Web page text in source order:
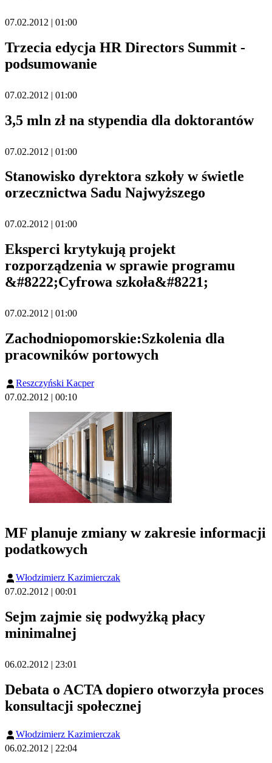
07.02.2012 | 01:00
Trzecia edycja HR Directors Summit -
podsumowanie
07.02.2012 | 01:00
3,5 mln zł na stypendia dla doktorantów
07.02.2012 | 01:00
Stanowisko dyrektora szkoły w świetle
orzecznictwa Sadu Najwyższego
07.02.2012 | 01:00
Eksperci krytykują projekt
rozporządzenia w sprawie programu
&#8222;Cyfrowa szkoła&#8221;
07.02.2012 | 01:00
Zachodniopomorskie:Szkolenia dla
pracowników portowych
Reszczyński Kacper
07.02.2012 | 00:10
MF planuje zmiany w zakresie informacji
podatkowych
Włodzimierz Kazimierczak
07.02.2012 | 00:01
Sejm zajmie się podwyżką płacy
minimalnej
06.02.2012 | 23:01
Debata o ACTA dopiero otworzyła proces
konsultacji społecznej
Włodzimierz Kazimierczak
06.02.2012 | 22:04